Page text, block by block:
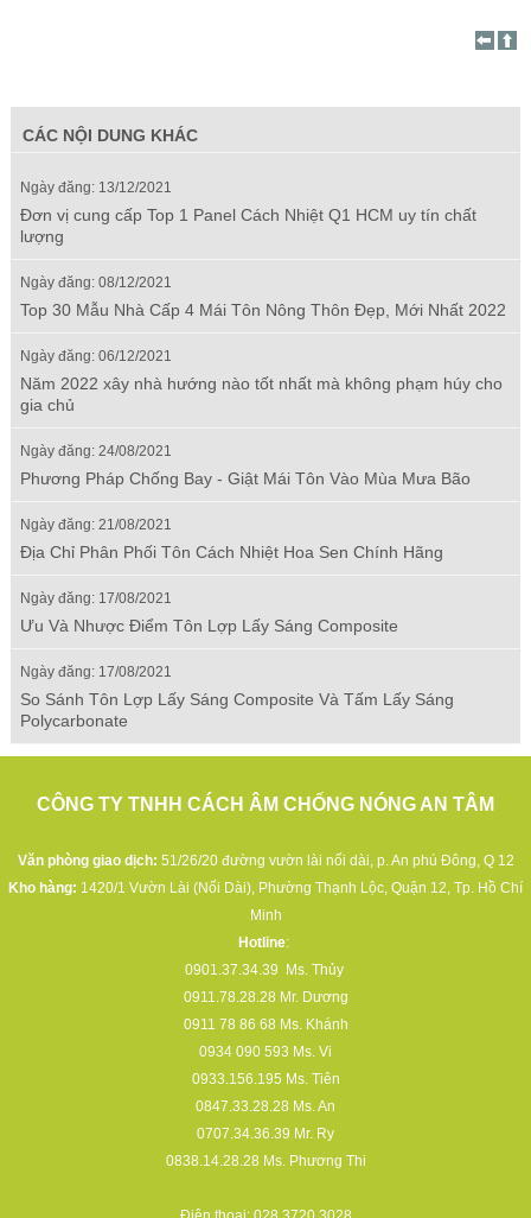
CÁC NỘI DUNG KHÁC
Ngày đăng: 13/12/2021
Đơn vị cung cấp Top 1 Panel Cách Nhiệt Q1 HCM uy tín chất
lượng
Ngày đăng: 08/12/2021
Top 30 Mẫu Nhà Cấp 4 Mái Tôn Nông Thôn Đẹp, Mới Nhất 2022
Ngày đăng: 06/12/2021
Năm 2022 xây nhà hướng nào tốt nhất mà không phạm húy cho
gia chủ
Ngày đăng: 24/08/2021
Phương Pháp Chống Bay - Giật Mái Tôn Vào Mùa Mưa Bão
Ngày đăng: 21/08/2021
Địa Chỉ Phân Phối Tôn Cách Nhiệt Hoa Sen Chính Hãng
Ngày đăng: 17/08/2021
Ưu Và Nhược Điểm Tôn Lợp Lấy Sáng Composite
Ngày đăng: 17/08/2021
So Sánh Tôn Lợp Lấy Sáng Composite Và Tấm Lấy Sáng
Polycarbonate
CÔNG TY TNHH CÁCH ÂM CHỐNG NÓNG AN TÂM
Văn phòng giao dịch: 51/26/20 đường vườn lài nối dài, p. An phú Đông, Q 12
Kho hàng: 1420/1 Vườn Lài (Nối Dài), Phường Thạnh Lộc, Quận 12, Tp. Hồ Chí
Minh
Hotline:
0901.37.34.39
Ms. Thủy
0911.78.28.28 Mr. Dương
0911 78 86 68 Ms. Khánh
0934 090 593 Ms. Vi
0933.156.195 Ms. Tiên
0847.33.28.28 Ms. An
0707.34.36.39 Mr. Ry
0838.14.28.28 Ms. Phương Thi